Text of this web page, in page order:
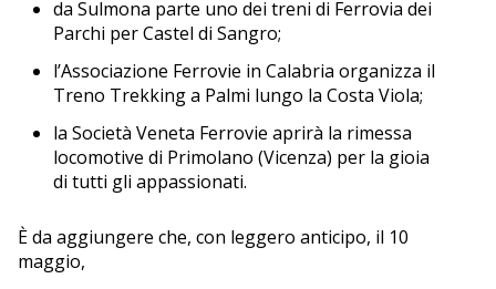
da Sulmona parte uno dei treni di Ferrovia dei
Parchi per Castel di Sangro;
l’Associazione Ferrovie in Calabria organizza il
Treno Trekking a Palmi lungo la Costa Viola;
la Società Veneta Ferrovie aprirà la rimessa
locomotive di Primolano (Vicenza) per la gioia
di tutti gli appassionati.
È da aggiungere che, con leggero anticipo, il 10
maggio,